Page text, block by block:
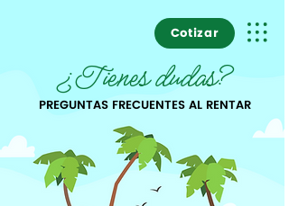
Cotizar
¿Tienes dudas?
PREGUNTAS FRECUENTES AL RENTAR